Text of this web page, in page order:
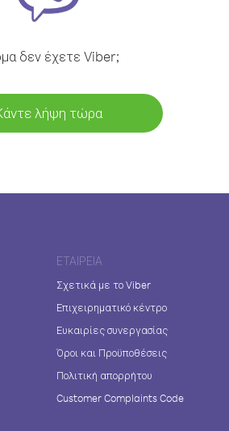
δεν έχετε Viber;
λήψη τώρα
ΕΤΑΙΡΕΊΑ
Σχετικά με το Viber
Επιχειρηματικό κέντρο
Ευκαιρίες συνεργασίας
Όροι και Προϋποθέσεις
Πολιτική απορρήτου
Customer Complaints Code